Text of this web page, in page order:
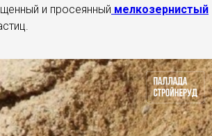
и просеянный мелкозернистый